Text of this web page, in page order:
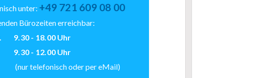
unter: +49 721 609 08 00
Bürozeiten erreichbar:
9.30 - 18.00 Uhr
9.30 - 12.00 Uhr
(nur telefonisch oder per eMail)